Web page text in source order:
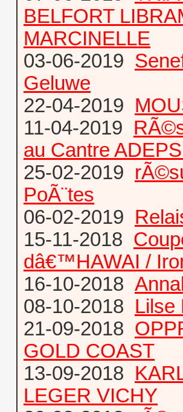
BELFORT
MARCINELLE
03-06-2019
Geluwe
22-04-2019
11-04-2019
au Cantre
25-02-2019
PoÃ¨tes
06-02-2019
15-11-2018
dâ€™HAWAI /
16-10-2018
08-10-2018 Lilse
21-09-2018
GOLD COAST
13-09-2018
LEGER VICHY